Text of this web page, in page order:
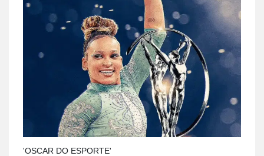
'OSCAR DO ESPORTE'